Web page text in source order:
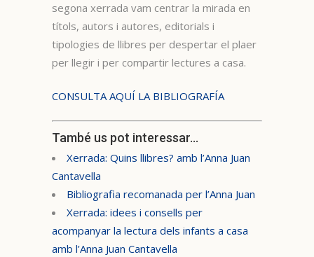
segona xerrada vam centrar la mirada en
títols, autors i autores, editorials i
tipologies de llibres per despertar el plaer
per llegir i per compartir lectures a casa.
CONSULTA AQUÍ LA BIBLIOGRAFÍA
També us pot interessar…
Xerrada: Quins llibres? amb l’Anna Juan
Cantavella
Bibliografia recomanada per l’Anna Juan
Xerrada: idees i consells per
acompanyar la lectura dels infants a casa
amb l’Anna Juan Cantavella